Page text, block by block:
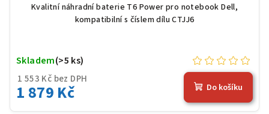
Kvalitní náhradní baterie T6 Power pro notebook Dell,
kompatibilní s číslem dílu CTJJ6
1 553 Kč bez DPH
1 879 Kč
Skladem(>5 ks)
Do košíku